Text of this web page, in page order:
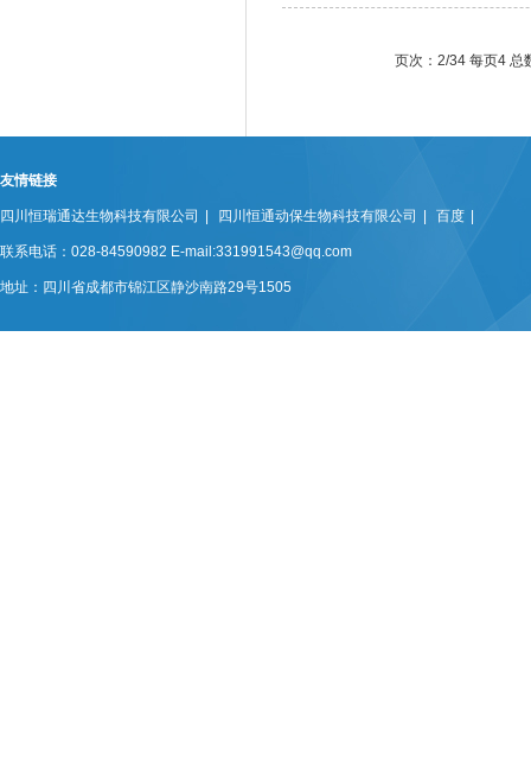
页次：2/34 每页4
友情链接
四川恒瑞通达生物科技有限公司 四川恒通动保生物科技有限公司 百度
联系电话：028-84590982 E-mail:331991543@qq.com
地址：四川省成都市锦江区静沙南路29号1505